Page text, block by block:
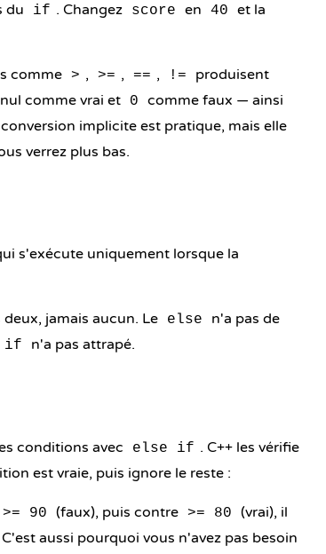
du
if . Changez score en 40
et la
comme > , >= , == , !=
produisent
comme vrai et 0 comme faux — ainsi
implicite est pratique, mais elle
verrez plus bas.
s'exécute uniquement lorsque la
jamais aucun. Le else
n'a pas de
if n'a pas attrapé.
conditions avec else if . C++ les vérifie
est vraie, puis ignore le reste :
>= 90 (faux), puis contre >= 80
(vrai), il
aussi pourquoi vous n'avez pas besoin